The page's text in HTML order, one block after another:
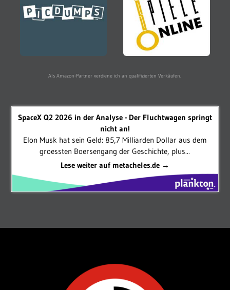
Als Amazon-Partner verdiene ich an qualifizierten Verkäufen.
SpaceX Q2 2026 in der Analyse - Der Fluchtwagen springt
nicht an!
Elon Musk hat sein Geld: 85,7 Milliarden Dollar aus dem
groessten Boersengang der Geschichte, plus...
Lese weiter auf metacheles.de →